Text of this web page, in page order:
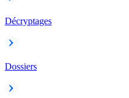
Décryptages
Dossiers